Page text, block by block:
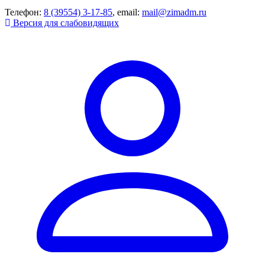
Телефон: 8 (39554) 3-17-85, email: mail@zimadm.ru
Версия для слабовидящих